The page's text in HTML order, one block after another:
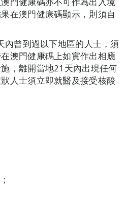
在澳門健康碼顯示，則須自
內曾到過以下地區的人士，須
澳門健康碼上如實作出相應
，離開當地21天內出現任何
人士須立即就醫及接受核酸